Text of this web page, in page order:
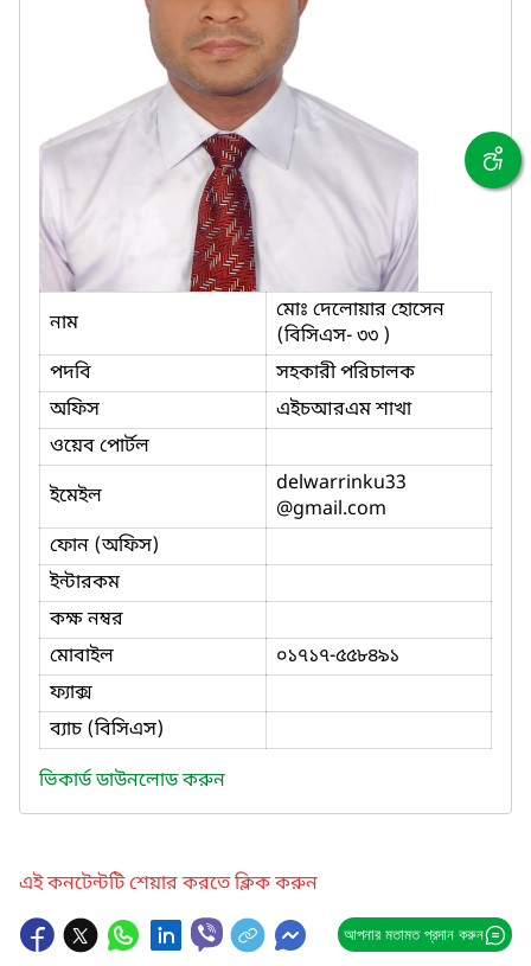
নাম
মোঃ দেলোয়ার হোসেন
(বিসিএস- ৩৩ )
পদবি
সহকারী পরিচালক
অফিস
এইচআরএম শাখা
ওয়েব পোর্টল
ইমেইল
delwarrinku33
@gmail.com
ফোন (অফিস)
ইন্টারকম
কক্ষ নম্বর
মোবাইল
০১৭১৭-৫৫৮৪৯১
ফ্যাক্স
ব্যাচ (বিসিএস)
ভিকার্ড ডাউনলোড করুন
এই কনটেন্টটি শেয়ার করতে ক্লিক করুন
আপনার মতামত প্রদান করুন